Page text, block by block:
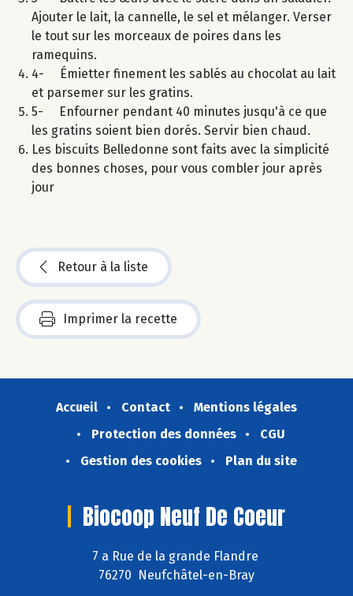
Ajouter le lait, la cannelle, le sel et mélanger. Verser
le tout sur les morceaux de poires dans les
ramequins.
4- Émietter finement les sablés au chocolat au lait
et parsemer sur les gratins.
5- Enfourner pendant 40 minutes jusqu'à ce que
les gratins soient bien dorés. Servir bien chaud.
Les biscuits Belledonne sont faits avec la simplicité
des bonnes choses, pour vous combler jour après
jour
Retour à la liste
Imprimer la recette
Accueil Contact
Mentions légales
Protection des données
CGU
Gestion des cookies
Plan du site
Biocoop Neuf De Coeur
7 a Rue de la grande Flandre
76270 Neufchâtel-en-Bray